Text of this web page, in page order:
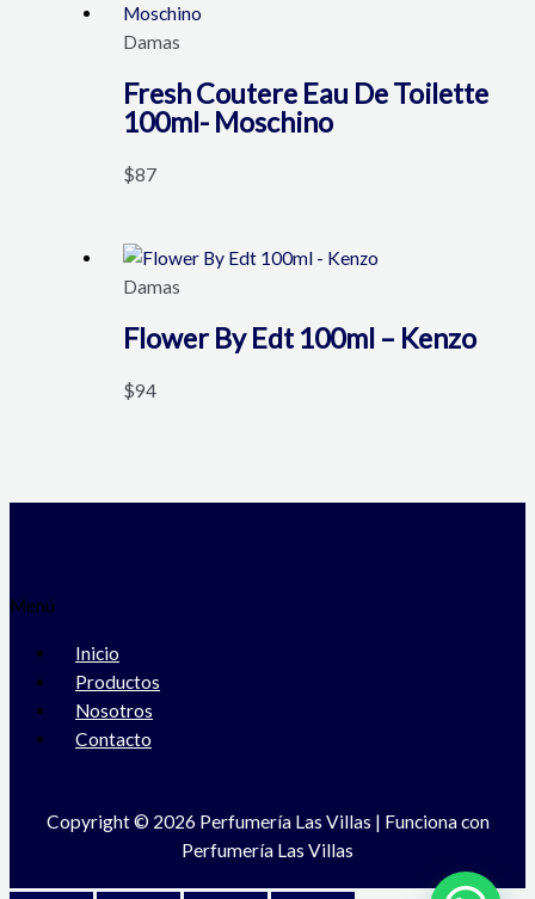
Damas
Fresh Coutere Eau De Toilette
100ml- Moschino
$87
Damas
Flower By Edt 100ml – Kenzo
$94
Menú
Inicio
Productos
Nosotros
Contacto
Copyright © 2026 Perfumería Las Villas | Funciona con
Perfumería Las Villas